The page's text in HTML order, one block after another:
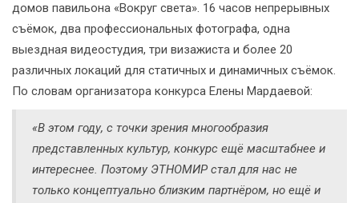
домов павильона «Вокруг света». 16 часов непрерывных
съёмок, два профессиональных фотографа, одна
выездная видеостудия, три визажиста и более 20
различных локаций для статичных и динамичных съёмок.
По словам организатора конкурса Елены Мардаевой:
«В этом году, с точки зрения многообразия
представленных культур, конкурс ещё масштабнее и
интереснее. Поэтому ЭТНОМИР стал для нас не
только концептуально близким партнёром, но ещё и